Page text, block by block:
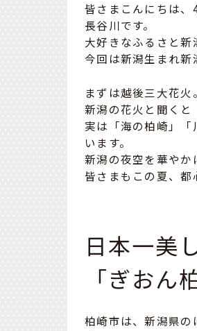
皆さまこんにちは
長谷川です。
大好きなふるさと新
今回は新潟生まれ新
まずは越後三大花火。
新潟の花火と聞くと
実は「海の柏崎」
います。
新潟の夜空を華やか
皆さまもこの夏、都
日本一美
「ぎお
柏崎市は、新潟県